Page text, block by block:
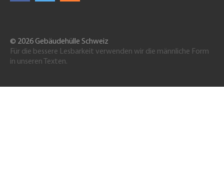
© 2026 Gebäudehülle Schweiz
Für die bessere Lesbarkeit verwenden wir die männliche Form
in unseren Texten.